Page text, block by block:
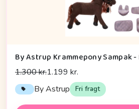
By Astrup Krammepony Sampak
1.300 kr.1.199 kr.
By Astrup Fri fragt